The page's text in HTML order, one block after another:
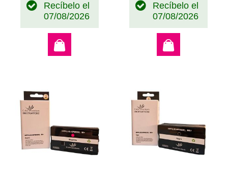
Recíbelo el
07/08/2026
Recíbelo el
07/08/2026